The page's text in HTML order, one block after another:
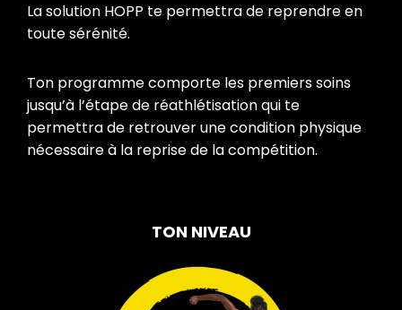
La solution HOPP te permettra de reprendre en
toute sérénité.
Ton programme comporte les premiers soins
jusqu’à l’étape de réathlétisation qui te
permettra de retrouver une condition physique
nécessaire à la reprise de la compétition.
TON NIVEAU